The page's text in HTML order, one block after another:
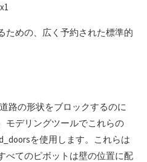
ための、広く予約された標準的
路の形状をブロックするのに
モデリングツールでこれらの
を使用します。これらは
べてのピボットは壁の位置に配